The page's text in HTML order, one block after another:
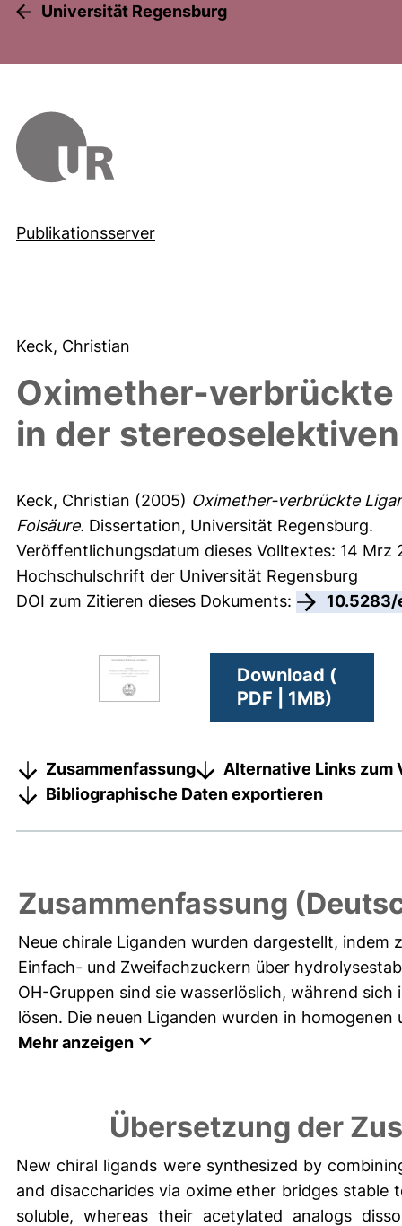
Universität Regensburg
Publikationsserver
Keck, Christian
Oximether-verbrückte
in der
Keck, Christian (2005) Oximether-verbrückte
Folsäure. Dissertation, Universität Regensburg.
Veröffentlichungsdatum dieses Volltextes: 14 Mrz
Hochschulschrift der Universität Regensburg
DOI zum Zitieren dieses Dokuments:
10.5283/
Download (
PDF | 1MB)
Zusammenfassung
Alternative Links zum
Bibliographische Daten exportieren
Zusammenfassung
Neue chirale Liganden wurden dargestellt,
Einfach- und Zweifachzuckern über
OH-Gruppen sind sie wasserlöslich, während
lösen. Die neuen Liganden wurden in
Mehr anzeigen
Übersetzung der
New chiral ligands were synthesized by
and disaccharides via oxime ether bridges
soluble, whereas their acetylated analogs